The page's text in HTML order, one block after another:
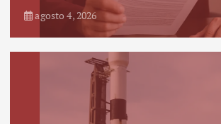
agosto 4, 2026